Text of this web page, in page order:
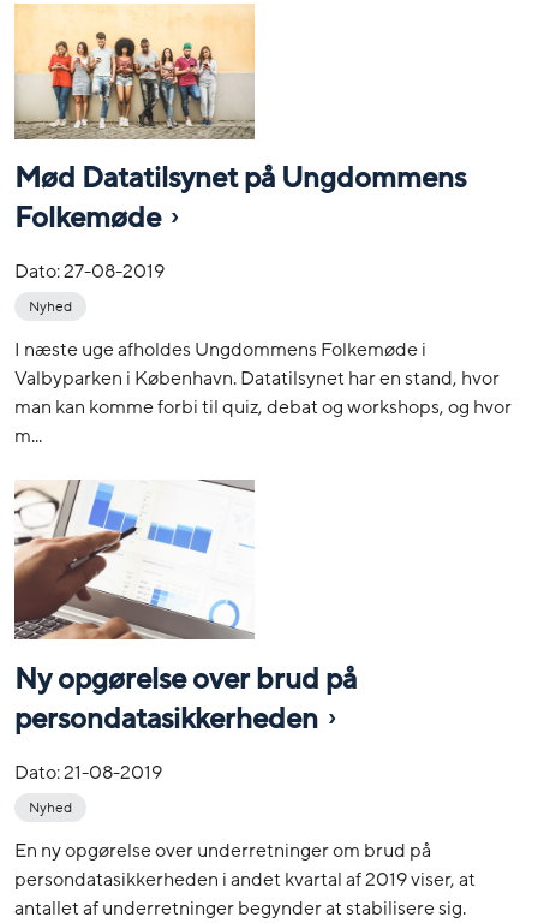
Mød Datatilsynet på Ungdommens
Folkemøde
Dato:27-08-2019
Nyhed
I næste uge afholdes Ungdommens Folkemøde i
Valbyparken i København. Datatilsynet har en stand, hvor
man kan komme forbi til quiz, debat og workshops, og hvor
m...
Ny opgørelse over brud på
persondatasikkerheden
Dato:21-08-2019
Nyhed
En ny opgørelse over underretninger om brud på
persondatasikkerheden i andet kvartal af 2019 viser, at
antallet af underretninger begynder at stabilisere sig.